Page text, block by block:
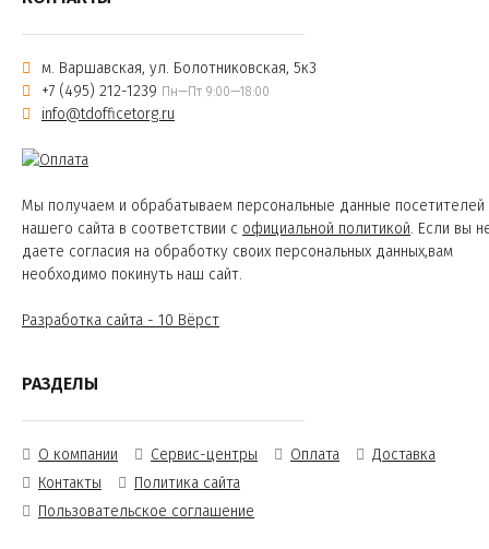
м. Варшавская, ул. Болотниковская, 5к3
+7 (495) 212-1239 Пн—Пт 9:00—18:00
info@tdofficetorg.ru
Мы получаем и обрабатываем персональные данные посетителей
нашего сайта в соответствии с официальной политикой. Если вы
даете согласия на обработку своих персональных данных,вам
необходимо покинуть наш сайт.
Разработка сайта - 10 Вёрст
РАЗДЕЛЫ
О компании Сервис-центры Оплата
Доставка
Контакты
Политика сайта
Пользовательское соглашение